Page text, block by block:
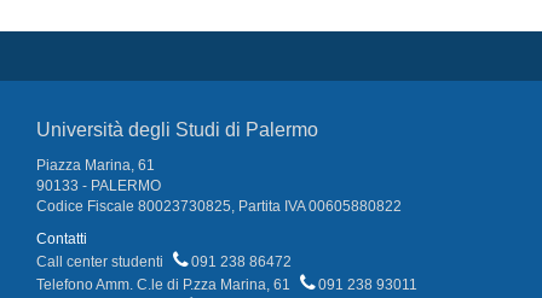
Università degli Studi di Palermo
Piazza Marina, 61
90133 - PALERMO
Codice Fiscale 80023730825, Partita IVA 00605880822
Contatti
Call center studenti
091 238 86472
Telefono Amm. C.le di P.zza Marina, 61
091 238 93011